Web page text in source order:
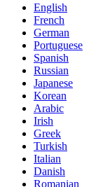
English
French
German
Portuguese
Spanish
Russian
Japanese
Korean
Arabic
Irish
Greek
Turkish
Italian
Danish
Romanian